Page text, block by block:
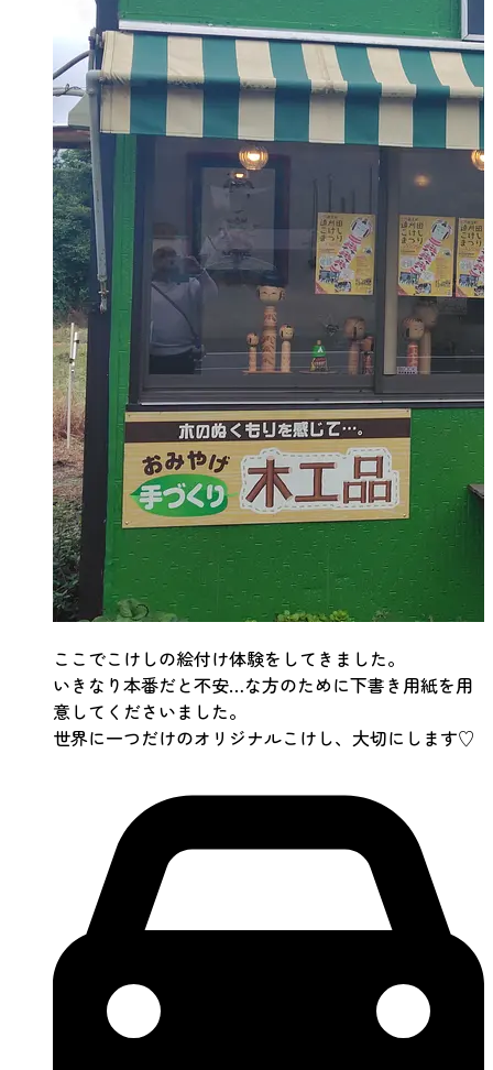
ここでこけしの絵付け体験をしてきました。
いきなり本番だと不安…な方のために下書き用紙を用
意してくださいました。
世界に一つだけのオリジナルこけし、大切にします♡